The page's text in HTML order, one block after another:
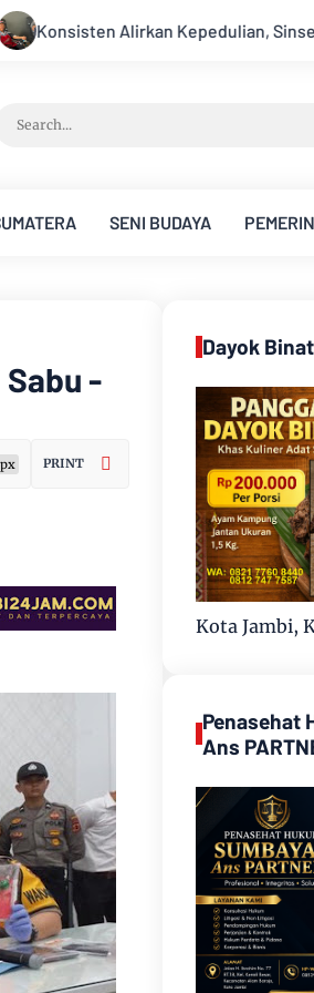
Gelar Donor Darah ke-23 dalam
SENI BUDAYA
-
PRINT
Dayok
Kota Jambi,
Penasehat
Ans